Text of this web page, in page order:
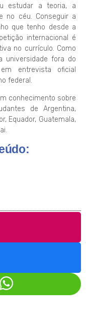
estudar a teoria, a
no céu. Conseguir a
que tenho desde a
internacional é
no currículo. Como
universidade fora do
entrevista oficial
federal.
conhecimento sobre
de Argentina,
Equador, Guatemala,